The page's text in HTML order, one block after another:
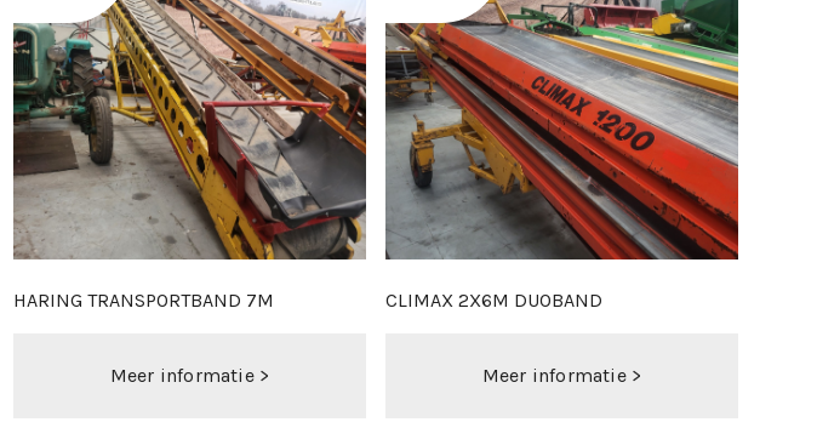
MACLOUIS 2M25 SET
Meer informatie >
DEZEURE D18XL - NIEUW
Meer informatie >